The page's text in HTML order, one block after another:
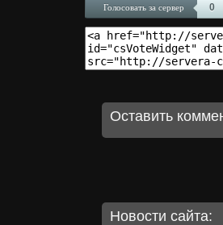
0
Голосовать за сервер
Оставить
Новости сайта: